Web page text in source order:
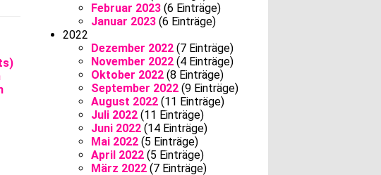
Februar 2023(6 Einträge)
Januar 2023(6 Einträge)
2022
Dezember 2022(7 Einträge)
November 2022(4 Einträge)
Oktober 2022(8 Einträge)
September 2022(9 Einträge)
August 2022(11 Einträge)
Juli 2022(11 Einträge)
Juni 2022(14 Einträge)
Mai 2022(5 Einträge)
April 2022(5 Einträge)
März 2022(7 Einträge)